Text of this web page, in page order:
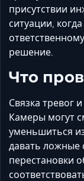
присутствии
ситуации,
решение.
Что
Связка тревог
Камеры могут
уменьшиться
давать ложные
перестановки